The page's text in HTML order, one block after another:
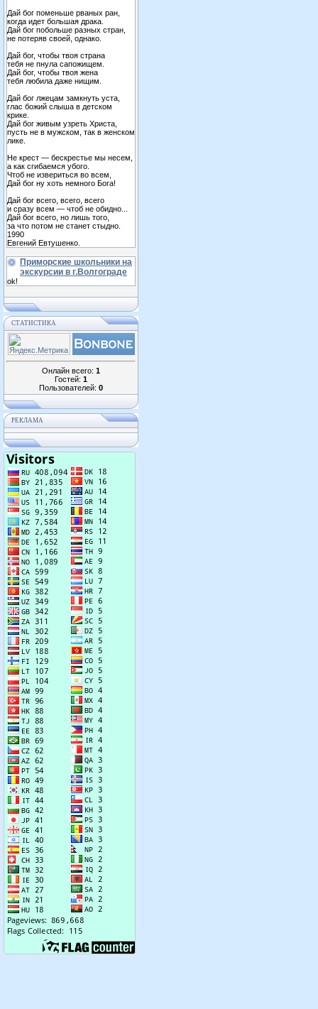
Дай бог поменьше рваных ран,
когда идет большая драка.
Дай бог побольше разных стран,
не потеряв своей, однако.
Дай бог, чтобы твоя страна
тебя не пнула сапожищем.
Дай бог, чтобы твоя жена
тебя любила даже нищим.
Дай бог лжецам замкнуть уста,
глас божий слыша в детском
крике.
Дай бог живым узреть Христа,
пусть не в мужском, так в женском
лике.
Не крест — бескрестье мы несем,
а как сгибаемся убого.
Чтоб не извериться во всем,
Дай бог ну хоть немного Бога!
Дай бог всего, всего, всего
и сразу всем — чтоб не обидно...
Дай бог всего, но лишь того,
за что потом не станет стыдно.
1990
Евгений Евтушенко.
Приморские школьники на
экскурсии в г.Волгограде
ok!
СТАТИСТИКА
Онлайн всего: 1
Гостей: 1
Пользователей: 0
РЕКЛАМА